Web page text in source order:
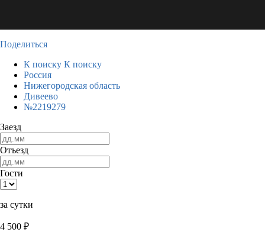
Поделиться
К поиску К поиску
Россия
Нижегородская область
Дивеево
№2219279
Заезд
Отъезд
Гости
за сутки
4 500 ₽